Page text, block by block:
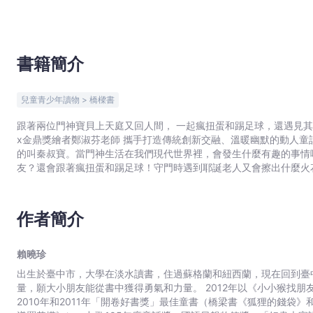
書籍簡介
兒童青少年讀物 > 橋樑書
跟著兩位門神寶貝上天庭又回人間， 一起瘋扭蛋和踢足球，還遇見其他神仙和耶
x金鼎獎繪者鄭淑芬老師 攜手打造傳統創新交融、溫暖幽默的動人童話！ 張奶奶家的大門上住著一對門神，黑臉的叫尉遲
的叫秦叔寶。當門神生活在我們現代世界裡，會發生什麼有趣的事
友？還會跟著瘋扭蛋和踢足球！守門時遇到耶誕老人又會擦出什麼火花？ 一
年中秋，玉皇大帝取消吃月餅的同樂會，改辦運動會！ 〈門神與
啦！ 生動活潑的溫暖文字，搭配充滿童趣的水墨風插圖。門神不只是為人守門，更是傳統，是文化，是千年寶貝呢！跟祂們好好
愛、關心別人，以及思考自己的困境如何解決。他們在一次次和彼
理心的最佳選擇！
作者簡介
賴曉珍
出生於臺中市，大學在淡水讀書，住過蘇格蘭和紐西蘭，現在回到
量，願大小朋友能從書中獲得勇氣和力量。 2012年以《小小猴找朋友》、2016年以《小黑羊去上學》兩本書榮獲金鼎獎；曾獲
2010年和2011年「開卷好書獎」最佳童書（橋梁書《狐狸的錢袋